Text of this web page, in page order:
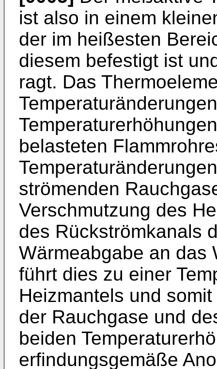
ist also in einem
der im heißesten
diesem befestigt ist
ragt. Das
belasteten
strömenden
Verschmutzung des
des Rückströmkanals
Wärmeabgabe an das
führt dies zu einer
Heizmantels und
der Rauchgase und
beiden
erfindungsgemäße